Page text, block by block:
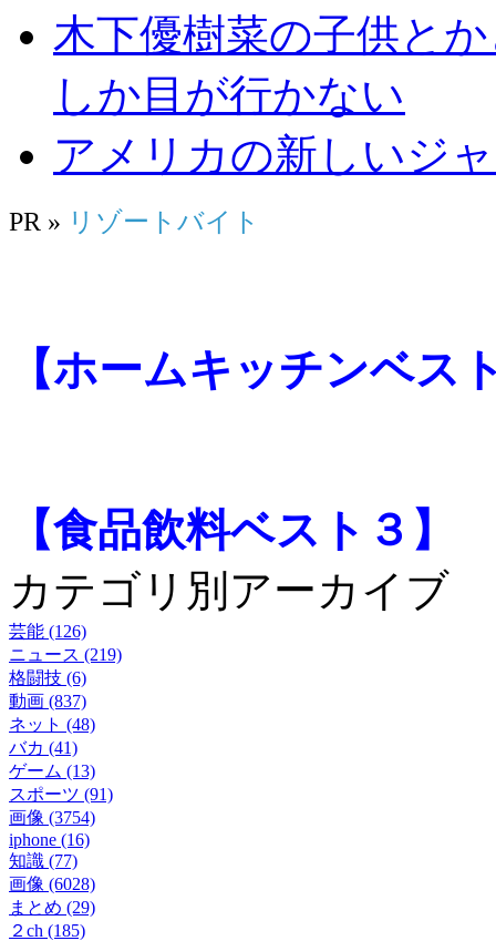
木下優樹菜の子供と
しか目が行かない
アメリカの新しいジ
PR » リゾートバイト
【ホームキッチンベス
【食品飲料ベスト３】
カテゴリ別アーカイブ
芸能 (126)
ニュース (219)
格闘技 (6)
動画 (837)
ネット (48)
バカ (41)
ゲーム (13)
スポーツ (91)
画像 (3754)
iphone (16)
知識 (77)
画像 (6028)
まとめ (29)
２ch (185)